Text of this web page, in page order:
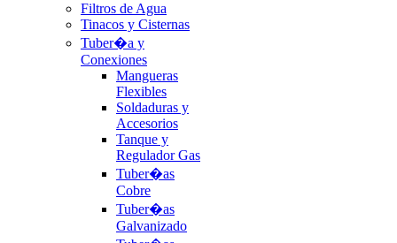
Filtros de Agua
Tinacos y Cisternas
Tuber�a y
Conexiones
Mangueras
Flexibles
Soldaduras y
Accesorios
Tanque y
Regulador Gas
Tuber�as
Cobre
Tuber�as
Galvanizado